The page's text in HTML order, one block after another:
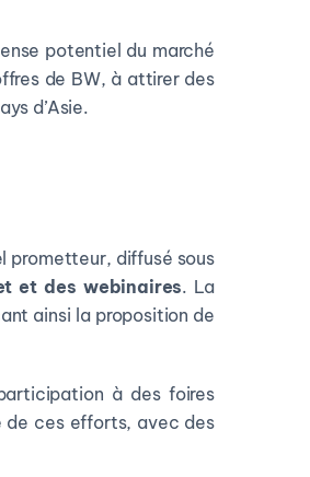
potentiel du marché
de BW, à attirer des
d’Asie.
prometteur, diffusé sous
et des webinaires. La
ainsi la proposition de
à des foires
de ces efforts, avec des